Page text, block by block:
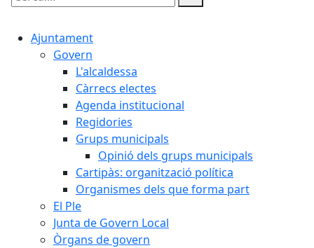
Cercar:
Ajuntament
Govern
L'alcaldessa
Càrrecs electes
Agenda institucional
Regidories
Grups municipals
Opinió dels grups municipals
Cartipàs: organització política
Organismes dels que forma part
El Ple
Junta de Govern Local
Òrgans de govern